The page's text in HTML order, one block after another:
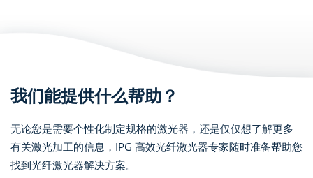
我们能提供什么帮助？
无论您是需要个性化制定规格的激光器，还是仅仅想了解更多
有关激光加工的信息，IPG 高效光纤激光器专家随时准备帮助您
找到光纤激光器解决方案。